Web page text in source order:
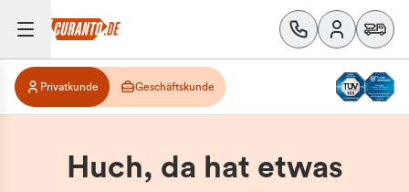
Privatkunde Geschäftskunde
Huch, da hat etwas